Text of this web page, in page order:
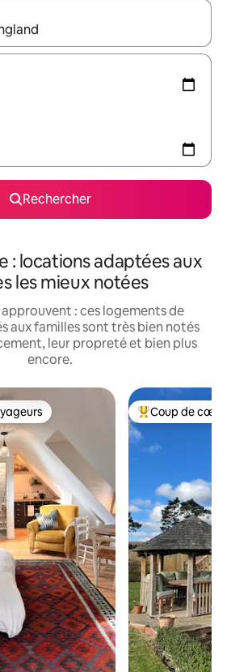
s'affichent, utilisez les flèches vers le
Rechercher
: locations adaptées aux
les mieux notées
approuvent : ces logements de
aux familles sont très bien notés
leur propreté et bien plus
encore.
les plus appréciés Coups de cœur
Coup de cœur